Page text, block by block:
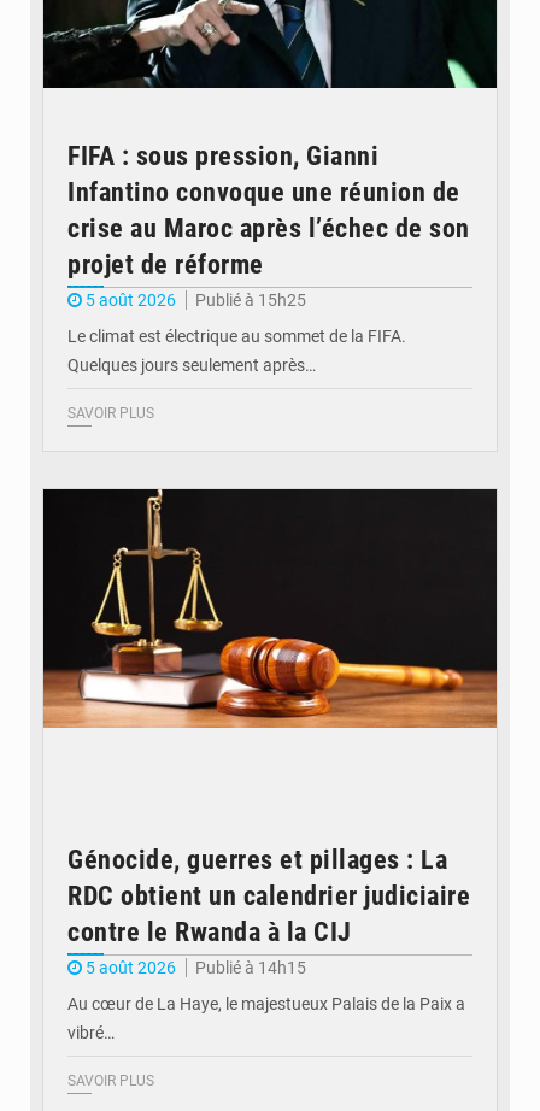
FIFA : sous pression, Gianni
Infantino convoque une réunion de
crise au Maroc après l’échec de son
projet de réforme
5 août 2026
Publié à 15h25
Le climat est électrique au sommet de la FIFA.
Quelques jours seulement après…
SAVOIR PLUS
Génocide, guerres et pillages : La
RDC obtient un calendrier judiciaire
contre le Rwanda à la CIJ
5 août 2026
Publié à 14h15
Au cœur de La Haye, le majestueux Palais de la Paix a
vibré…
SAVOIR PLUS